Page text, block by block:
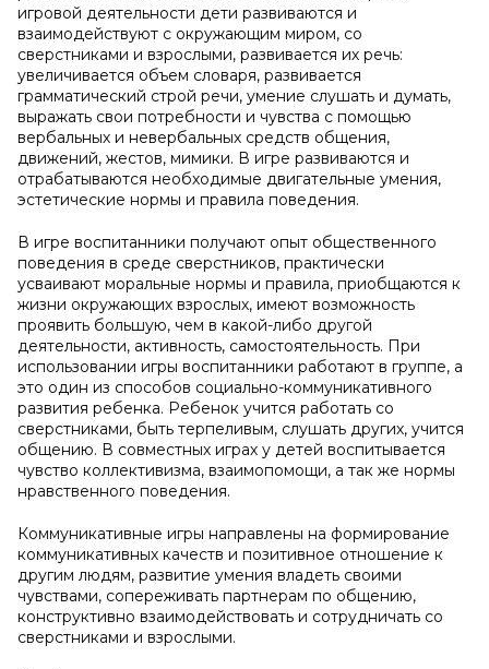
игровой деятельности дети развиваются и
взаимодействуют с окружающим миром, со
сверстниками и взрослыми, развивается их речь:
увеличивается объем словаря, развивается
грамматический строй речи, умение слушать и думать,
выражать свои потребности и чувства с помощью
вербальных и невербальных средств общения,
движений, жестов, мимики. В игре развиваются и
отрабатываются необходимые двигательные умения,
эстетические нормы и правила поведения.
В игре воспитанники получают опыт общественного
поведения в среде сверстников, практически
усваивают моральные нормы и правила, приобщаются к
жизни окружающих взрослых, имеют возможность
проявить большую, чем в какой-либо другой
деятельности, активность, самостоятельность. При
использовании игры воспитанники работают в группе, а
это один из способов социально-коммуникативного
развития ребенка. Ребенок учится работать со
сверстниками, быть терпеливым, слушать других, учится
общению. В совместных играх у детей воспитывается
чувство коллективизма, взаимопомощи, а так же нормы
нравственного поведения.
Коммуникативные игры направлены на формирование
коммуникативных качеств и позитивное отношение к
другим людям, развитие умения владеть своими
чувствами, сопереживать партнерам по общению,
конструктивно взаимодействовать и сотрудничать со
сверстниками и взрослыми.